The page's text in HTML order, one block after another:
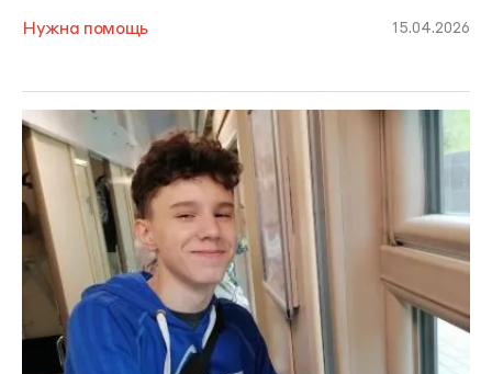
Нужна помощь 15.04.2026